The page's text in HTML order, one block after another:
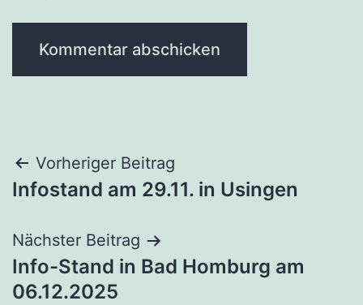
Beitragsnavigation
Vorheriger Beitrag
Infostand am 29.11. in Usingen
Nächster Beitrag
Info-Stand in Bad Homburg am
06.12.2025